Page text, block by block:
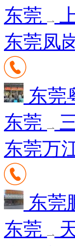
东莞
东莞凤
东莞
东莞
东莞万
东莞
东莞